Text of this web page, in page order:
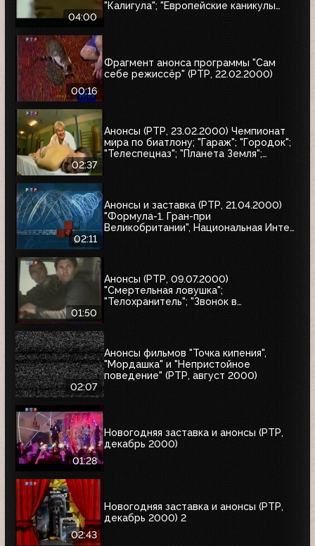
04:00
"Калигула"; "Европейские каникулы
00:16
Фрагмент анонса программы "Сам
себе режиссёр" (РТР, 22.02.2000)
02:37
Анонсы (РТР, 23.02.2000) Чемпионат
мира по биатлону; "Гараж"; "Городок";
"Телеспецназ"; "Планета Земля";
02:11
Анонсы и заставка (РТР, 21.04.2000)
"Формула-1. Гран-при
Великобритании", Национальная Интел
01:50
Анонсы (РТР, 09.07.2000)
"Смертельная ловушка";
"Телохранитель"; "Звонок в
02:07
Анонсы фильмов "Точка кипения",
"Мордашка" и "Непристойное
поведение" (РТР, август 2000)
01:28
Новогодняя заставка и анонсы (РТР,
декабрь 2000)
02:43
Новогодняя заставка и анонсы (РТР,
декабрь 2000) 2